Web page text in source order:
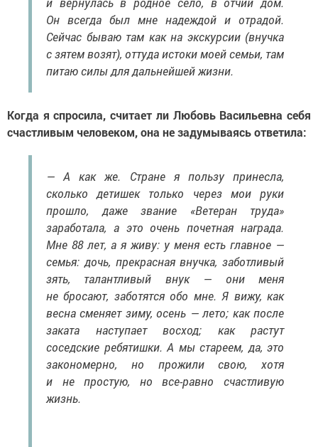
Он всегда был мне надеждой и отрадой.
Сейчас бываю там как на экскурсии (внучка
с зятем возят), оттуда истоки моей семьи, там
питаю силы для дальнейшей жизни.
Когда я спросила, считает ли Любовь Васильевна себя
счастливым человеком, она не задумываясь ответила:
— А как же. Стране я пользу принесла,
сколько детишек только через мои руки
прошло, даже звание «Ветеран труда»
заработала, а это очень почетная награда.
Мне 88 лет, а я живу: у меня есть главное —
семья: дочь, прекрасная внучка, заботливый
зять, талантливый внук — они меня
не бросают, заботятся обо мне. Я вижу, как
весна сменяет зиму, осень — лето; как после
заката наступает восход; как растут
соседские ребятишки. А мы стареем, да, это
закономерно, но прожили свою, хотя
и не простую, но все-равно счастливую
жизнь.